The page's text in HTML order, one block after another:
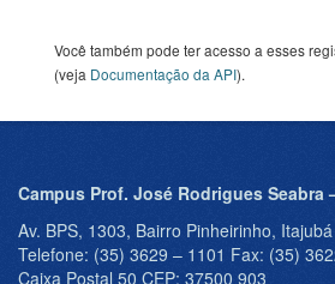
Você também pode ter acesso a esses
(veja Documentação da API).
Campus Prof. José Rodrigues Seabra
Av. BPS, 1303, Bairro Pinheirinho,
Telefone: (35) 3629 – 1101 Fax: (35)
Caixa Postal 50 CEP: 37500 903